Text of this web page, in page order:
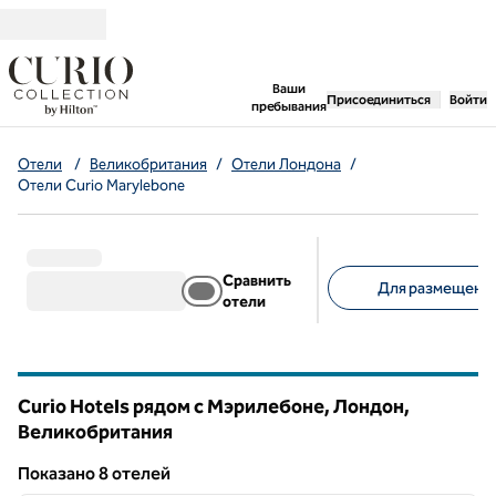
Ваши
пребывания
,открывается новая
Присоединиться Войти
Отели / Великобритания / Отели Лондона /
Отели Curio Marylebone
Сравнить
отели
Для
Curio Hotels рядом с Мэрилебоне, Лондон,
Великобритания
Показанo 8 отелей